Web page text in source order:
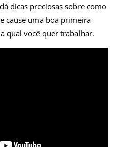
dicas preciosas sobre como
cause uma boa primeira
qual você quer trabalhar.